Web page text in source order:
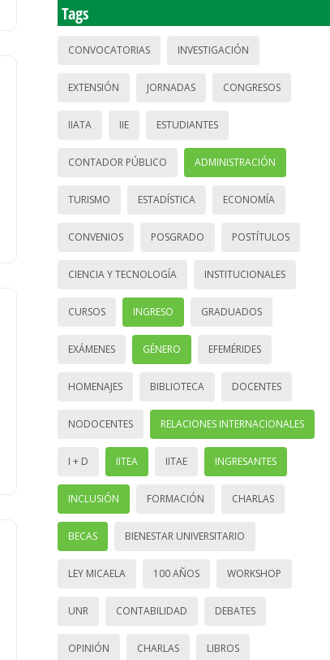
Tags
CONVOCATORIAS INVESTIGACIÓN
EXTENSIÓN JORNADAS CONGRESOS
IIATA IIE ESTUDIANTES
CONTADOR PÚBLICO ADMINISTRACIÓN
TURISMO ESTADÍSTICA ECONOMÍA
CONVENIOS POSGRADO POSTÍTULOS
CIENCIA Y TECNOLOGÍA INSTITUCIONALES
CURSOS INGRESO GRADUADOS
EXÁMENES GÉNERO EFEMÉRIDES
HOMENAJES BIBLIOTECA DOCENTES
NODOCENTES RELACIONES INTERNACIONALES
I + D IITEA IITAE INGRESANTES
INCLUSIÓN FORMACIÓN CHARLAS
BECAS BIENESTAR UNIVERSITARIO
LEY MICAELA 100 AÑOS WORKSHOP
UNR CONTABILIDAD DEBATES
OPINIÓN CHARLAS LIBROS